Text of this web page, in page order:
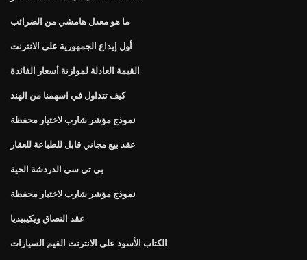
ما هو معدل هامشي من الضرائب
أول إيداع الجمهورية على الانترنت
القيمة العادلة لموازنة أسعار الفائدة
كيف تتداول في اسهمنا من الهند
نموذج مؤشر شارب لاختيار محفظة
عقد بيع مجاني قابل للطباعة للعقار
بي تي سي الدردشة الحية
نموذج مؤشر شارب لاختيار محفظة
عقد التصاق ويكيبيديا
الكتاب الأسود على الانترنت القيم السيارات